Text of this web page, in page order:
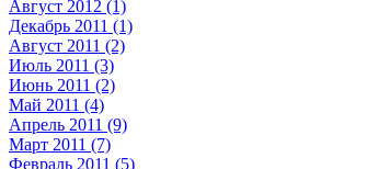
Август 2012 (1)
Декабрь 2011 (1)
Август 2011 (2)
Июль 2011 (3)
Июнь 2011 (2)
Май 2011 (4)
Апрель 2011 (9)
Март 2011 (7)
Февраль 2011 (5)